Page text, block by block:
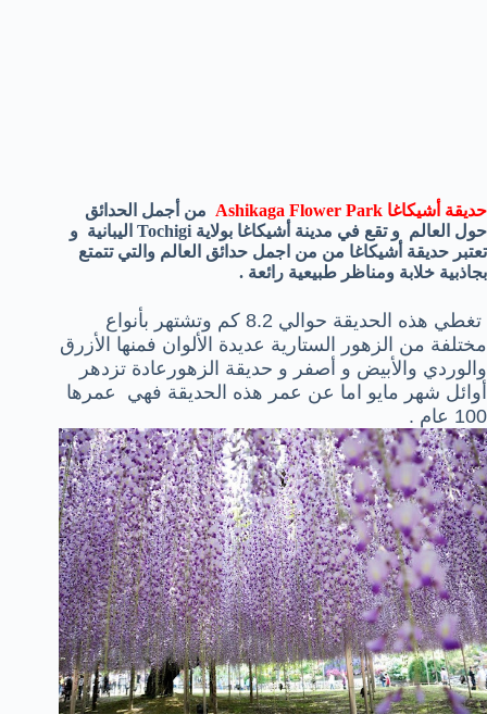
حديقة أشيكاغا Ashikaga Flower Park
من أجمل الحدائق
حول العالم و تقع في مدينة أشيكاغا بولاية Tochigi اليبانية و
تعتبر حديقة أشيكاغا من من اجمل حدائق العالم والتي تتمتع
بجاذبية خلابة ومناظر طبيعية رائعة .
تغطي هذه الحديقة حوالي 8.2 كم وتشتهر بأنواع
مختلفة من الزهور الستارية عديدة الألوان فمنها الأزرق
والوردي والأبيض و أصفر و حديقة الزهورعادة تزدهر
أوائل شهر مايو اما عن عمر هذه الحديقة فهي عمرها
100 عام .